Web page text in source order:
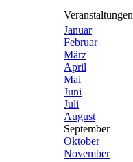
Veranstaltungen
Januar
Februar
März
April
Mai
Juni
Juli
August
September
Oktober
November